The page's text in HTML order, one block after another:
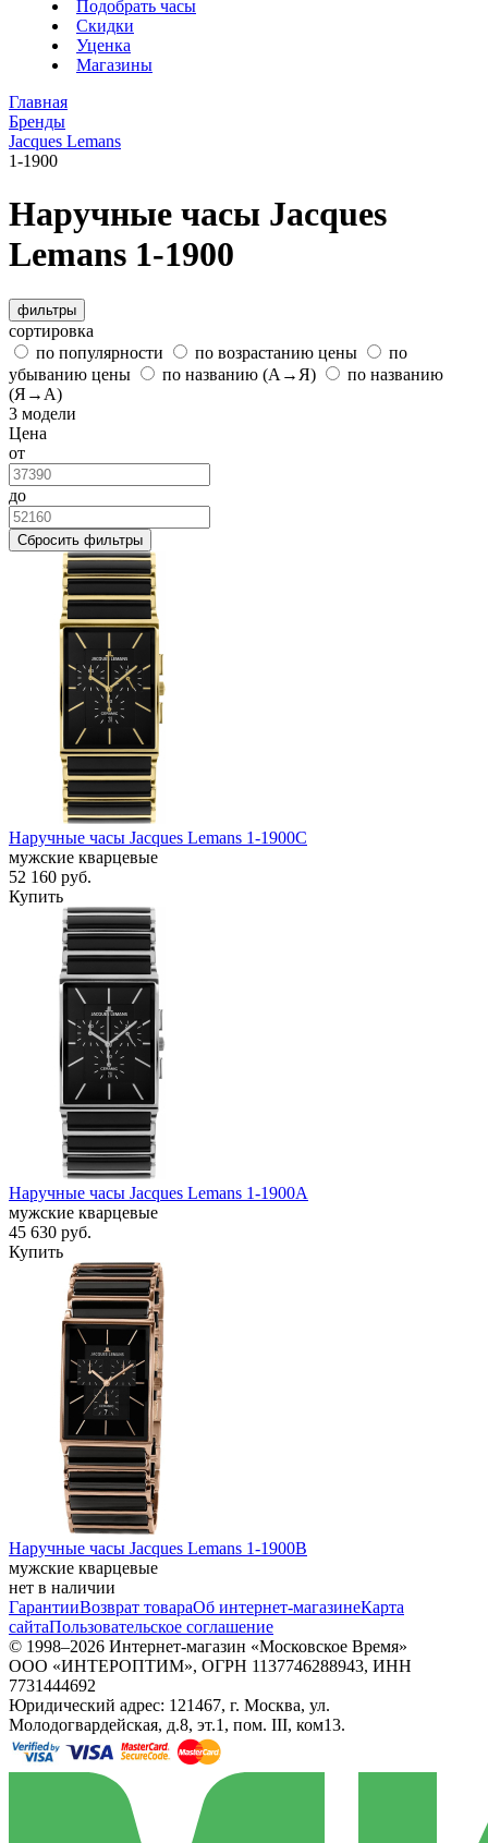
Подобрать часы
Скидки
Уценка
Магазины
Главная
Бренды
Jacques Lemans
1-1900
Наручные часы Jacques
Lemans 1-1900
фильтры
сортировка
по популярности
по возрастанию цены
по
убыванию цены
по названию (А→Я)
по названию
(Я→А)
3 модели
Цена
от
до
Сбросить фильтры
Наручные часы Jacques Lemans 1-1900C
мужские кварцевые
52 160 руб.
Купить
Наручные часы Jacques Lemans 1-1900A
мужские кварцевые
45 630 руб.
Купить
Наручные часы Jacques Lemans 1-1900B
мужские кварцевые
нет в наличии
ГарантииВозврат товараОб интернет-магазинеКарта
сайтаПользовательское соглашение
© 1998–2026 Интернет-магазин «Московское Время»
ООО «ИНТЕРОПТИМ», ОГРН 1137746288943, ИНН
7731444692
Юридический адрес: 121467, г. Москва, ул.
Молодогвардейская, д.8, эт.1, пом. III, ком13.